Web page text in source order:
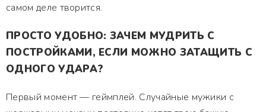
самом деле творится.
ПРОСТО УДОБНО: ЗАЧЕМ МУДРИТЬ С
ПОСТРОЙКАМИ, ЕСЛИ МОЖНО ЗАТАЩИТЬ С
ОДНОГО УДАРА?
Первый момент — геймплей. Случайные мужики с